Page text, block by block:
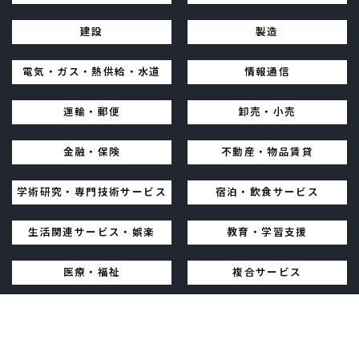
建設 製造
電気・ガス・熱供給・水道 情報通信
運輸・郵便 卸売・小売
金融・保険 不動産・物品賃貸
学術研究・専門技術サービス 宿泊・飲食サービス
生活関連サービス・娯楽 教育・学習支援
医療・福祉 複合サービス